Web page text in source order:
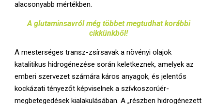
alacsonyabb mértékben.
A glutaminsavról még többet megtudhat korábbi
cikkünkből!
A mesterséges transz-zsírsavak a növényi olajok
katalitikus hidrogénezése során keletkeznek, amelyek az
emberi szervezet számára káros anyagok, és jelentős
kockázati tényezőt képviselnek a szívkoszorúér-
megbetegedések kialakulásában. A „részben hidrogénezett